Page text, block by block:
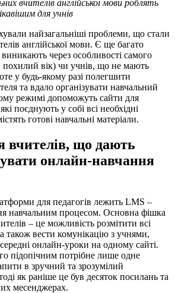
вчителів англійської мови роблять
для учнів
найзагальніші проблеми, що стали
англійської мови. Є ще багато
через особливості самого
похилий вік) чи учнів, що не мають
у будь-якому разі полегшити
та вдало організувати навчальний
режимі допоможуть сайти для
поєднують у собі всі необхідні
готові навчальні матеріали.
вчителів, що дають
онлайн-навчання
для педагогів лежить LMS –
навчальним процесом. Основна фішка
– це можливість розмітити всі
також вести комунікацію з учнями,
онлайн-уроки на одному сайті.
підопічним потрібне лише одне
в зручний та зрозумілий
як раніше це був десяток посилань та
месенджерах.